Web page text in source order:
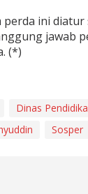
perda ini
jawab
(*)
Dinas
Sosper